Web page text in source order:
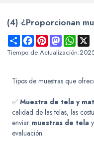
(4) ¿Proporcionan
ShareFacebookPinterestMastodon
Tiempo de Actualización:
Tipos de muestras que
✅Muestra de tela y
calidad de las telas, las
enviar muestras de tela
evaluación.